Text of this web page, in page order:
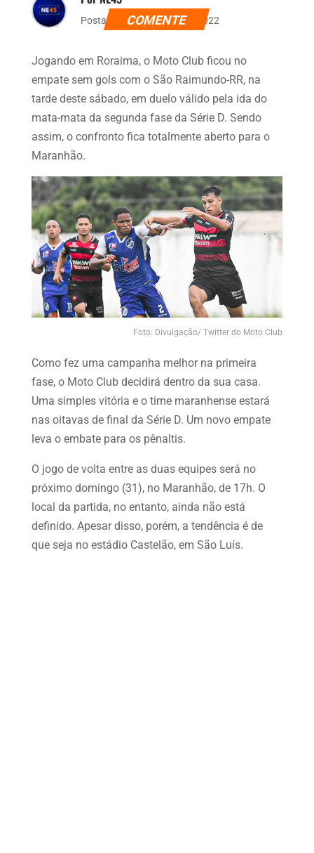
Postado dia 23 de julho de 2022
COMENTE
Jogando em Roraima, o Moto Club ficou no
empate sem gols com o São Raimundo-RR, na
tarde deste sábado, em duelo válido pela ida do
mata-mata da segunda fase da Série D. Sendo
assim, o confronto fica totalmente aberto para o
Maranhão.
Foto: Divulgação/ Twitter do Moto Club
Como fez uma campanha melhor na primeira
fase, o Moto Club decidirá dentro da sua casa.
Uma simples vitória e o time maranhense estará
nas oitavas de final da Série D. Um novo empate
leva o embate para os pênaltis.
O jogo de volta entre as duas equipes será no
próximo domingo (31), no Maranhão, de 17h. O
local da partida, no entanto, ainda não está
definido. Apesar disso, porém, a tendência é de
que seja no estádio Castelão, em São Luís.